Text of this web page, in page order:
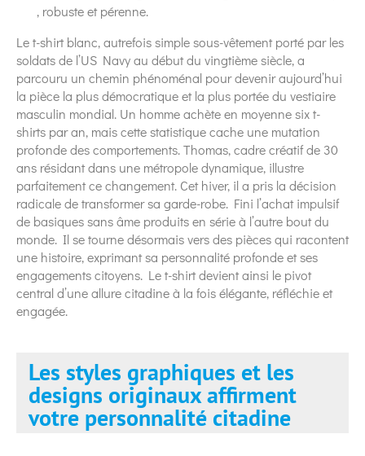
, robuste et pérenne.
Le t-shirt blanc, autrefois simple sous-vêtement porté par les
soldats de l’US Navy au début du vingtième siècle, a
parcouru un chemin phénoménal pour devenir aujourd’hui
la pièce la plus démocratique et la plus portée du vestiaire
masculin mondial. Un homme achète en moyenne six t-
shirts par an, mais cette statistique cache une mutation
profonde des comportements. Thomas, cadre créatif de 30
ans résidant dans une métropole dynamique, illustre
parfaitement ce changement. Cet hiver, il a pris la décision
radicale de transformer sa garde-robe. Fini l’achat impulsif
de basiques sans âme produits en série à l’autre bout du
monde. Il se tourne désormais vers des pièces qui racontent
une histoire, exprimant sa personnalité profonde et ses
engagements citoyens. Le t-shirt devient ainsi le pivot
central d’une allure citadine à la fois élégante, réfléchie et
engagée.
Les styles graphiques et les
designs originaux affirment
votre personnalité citadine